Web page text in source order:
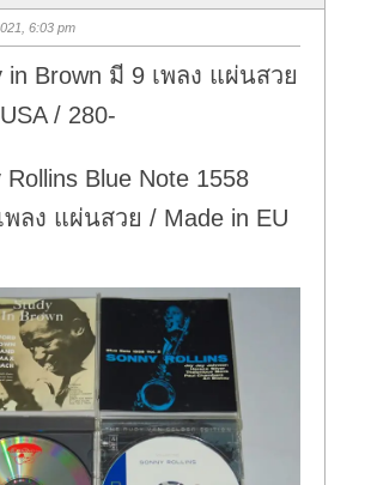
6:03 pm
Brown มี 9 เพลง แผ่นสวย
/ 280-
Rollins Blue Note 1558
พลง แผ่นสวย / Made in EU